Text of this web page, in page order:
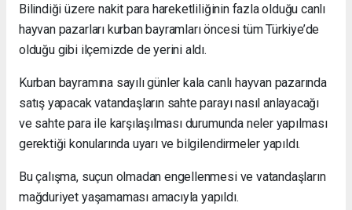
Bilindiği üzere nakit para hareketliliğinin fazla olduğu canlı
hayvan pazarları kurban bayramları öncesi tüm Türkiye’de
olduğu gibi ilçemizde de yerini aldı.
Kurban bayramına sayılı günler kala canlı hayvan pazarında
satış yapacak vatandaşların sahte parayı nasıl anlayacağı
ve sahte para ile karşılaşılması durumunda neler yapılması
gerektiği konularında uyarı ve bilgilendirmeler yapıldı.
Bu çalışma, suçun olmadan engellenmesi ve vatandaşların
mağduriyet yaşamaması amacıyla yapıldı.